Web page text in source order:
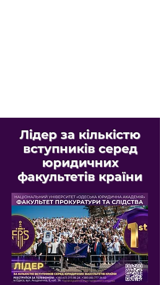
Лідер за кількістю
вступників серед
юридичних
факультетів країни